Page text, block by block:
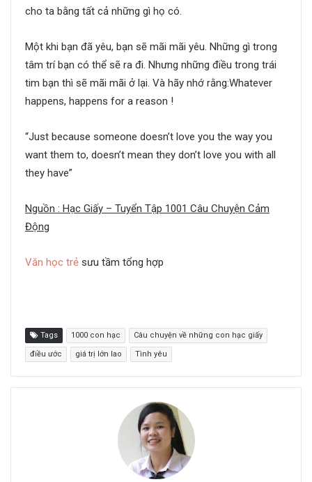
cho ta bằng tất cả những gì họ có.
Một khi bạn đã yêu, bạn sẽ mãi mãi yêu. Những gì trong
tâm trí bạn có thể sẽ ra đi. Nhưng những điều trong trái
tim bạn thì sẽ mãi mãi ở lại. Và hãy nhớ rằng:Whatever
happens, happens for a reason !
“Just because someone doesn’t love you the way you
want them to, doesn’t mean they don’t love you with all
they have”
Nguồn : Hạc Giấy – Tuyển Tập 1001 Câu Chuyện Cảm
Động
Văn học trẻ sưu tầm tổng hợp
Tags 1000 con hạc Câu chuyện về những con hạc giấy
điều ước giá trị lớn lao Tình yêu